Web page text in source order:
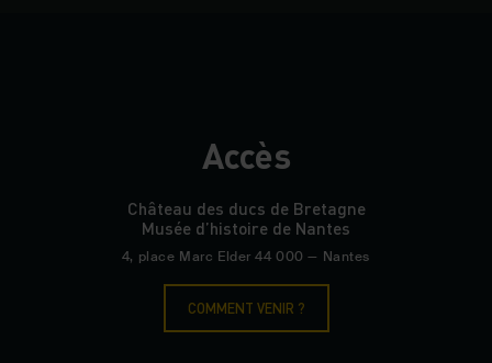
Accès
Château des ducs de Bretagne
Musée d’histoire de Nantes
4, place Marc Elder 44 000 — Nantes
COMMENT VENIR ?